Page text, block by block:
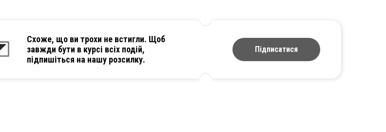
Схоже, що ви трохи не встигли. Щоб
завжди бути в курсі всіх подій,
підпишіться на нашу розсилку.
Підписатися